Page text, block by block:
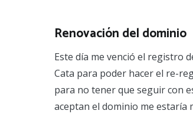
Renovación del dominio
Este día me venció el registro
Cata para poder hacer el re-
para no tener que seguir con
aceptan el dominio me estaría